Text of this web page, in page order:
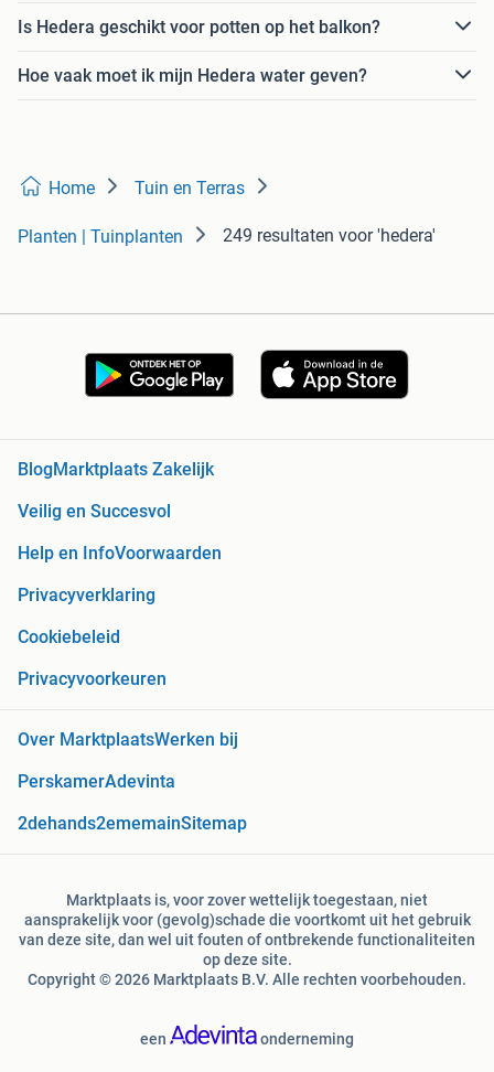
Is Hedera geschikt voor potten op het balkon?
Hoe vaak moet ik mijn Hedera water geven?
Home Tuin en Terras
Planten | Tuinplanten 249 resultaten voor 'hedera'
Blog Marktplaats Zakelijk
Veilig en Succesvol
Help en InfoVoorwaarden
Privacyverklaring
Cookiebeleid
Privacyvoorkeuren
Over MarktplaatsWerken bij
PerskamerAdevinta
2dehands2ememainSitemap
Marktplaats is, voor zover wettelijk toegestaan, niet
aansprakelijk voor (gevolg)schade die voortkomt uit het gebruik
van deze site, dan wel uit fouten of ontbrekende functionaliteiten
op deze site.
Copyright © 2026 Marktplaats B.V. Alle rechten voorbehouden.
een onderneming